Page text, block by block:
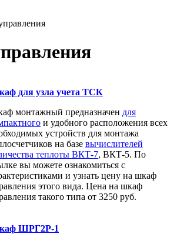
для узла учета ТСК
монтажный предназначен для
и удобного расположения всех
устройств для монтажа
на базе вычислителей
теплоты ВКТ-7, ВКТ-5. По
вы можете ознакомиться с
и узнать цену на шкаф
этого вида. Цена на шкаф
такого типа от 3250 руб.
ШРГ2Р-1